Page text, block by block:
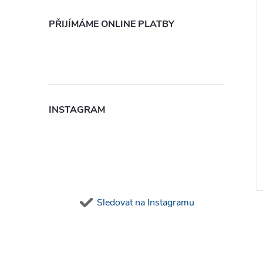
PŘIJÍMÁME ONLINE PLATBY
INSTAGRAM
Sledovat na Instagramu